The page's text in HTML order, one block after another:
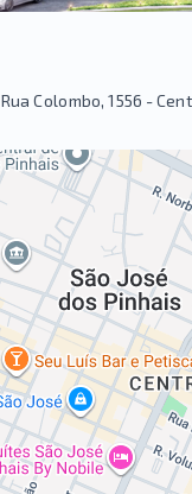
Rua Colombo, 1556 -